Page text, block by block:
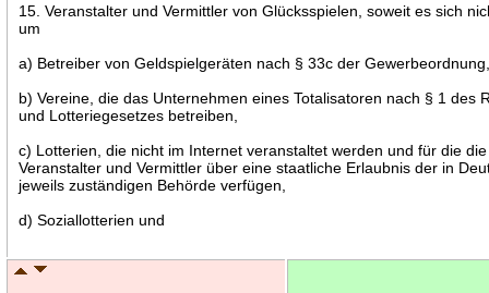
15. Veranstalter und Vermittler von Glücksspielen, soweit es sich
um
a) Betreiber von Geldspielgeräten nach § 33c der
b) Vereine, die das Unternehmen eines Totalisatoren nach § 1 des
und Lotteriegesetzes betreiben,
c) Lotterien, die nicht im Internet veranstaltet werden und für die die
Veranstalter und Vermittler über eine staatliche Erlaubnis der in
jeweils zuständigen Behörde verfügen,
d) Soziallotterien und